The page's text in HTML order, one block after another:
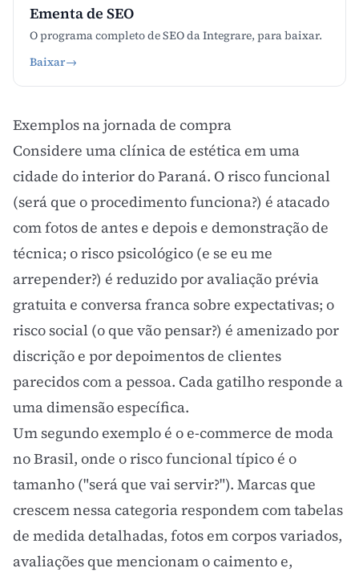
Ementa de SEO
O programa completo de SEO da Integrare, para baixar.
Baixar→
Exemplos na jornada de compra
Considere uma clínica de estética em uma
cidade do interior do Paraná. O risco funcional
(será que o procedimento funciona?) é atacado
com fotos de antes e depois e demonstração de
técnica; o risco psicológico (e se eu me
arrepender?) é reduzido por avaliação prévia
gratuita e conversa franca sobre expectativas; o
risco social (o que vão pensar?) é amenizado por
discrição e por depoimentos de clientes
parecidos com a pessoa. Cada gatilho responde a
uma dimensão específica.
Um segundo exemplo é o e-commerce de moda
no Brasil, onde o risco funcional típico é o
tamanho ("será que vai servir?"). Marcas que
crescem nessa categoria respondem com tabelas
de medida detalhadas, fotos em corpos variados,
avaliações que mencionam o caimento e,